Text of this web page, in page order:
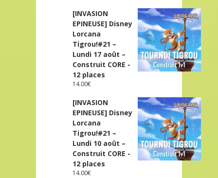
[INVASION
EPINEUSE] Disney
Lorcana
Tigrou!#21 –
Lundi 17 août –
Construit CORE -
12 places
14.00€
[INVASION
EPINEUSE] Disney
Lorcana
Tigrou!#21 –
Lundi 10 août –
Construit CORE -
12 places
14.00€